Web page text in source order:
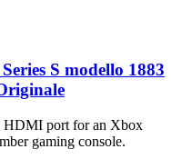
S modello 1883
HDMI port for an Xbox
gaming console.